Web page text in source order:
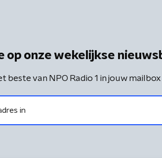
op onze wekelijkse
beste van NPO Radio 1 in jouw mailbox